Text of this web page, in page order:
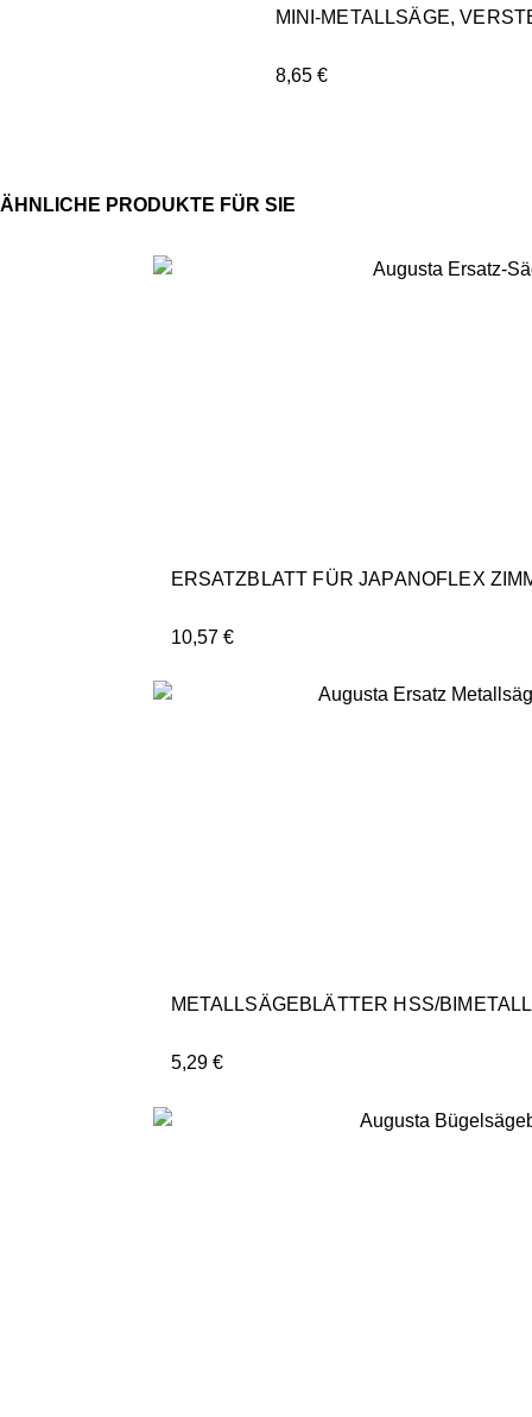
MINI-METALLSÄGE,
8,65 €
ERSATZBLATT FÜR JAPANOFLEX
10,57 €
METALLSÄGEBLÄTTER HSS/
5,29 €